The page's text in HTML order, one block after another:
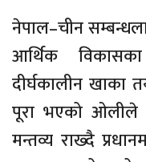
नेपाल–चीन
आर्थिक
दीर्घकालीन खाका
पूरा भएको ओलीले
मन्तव्य राख्दै